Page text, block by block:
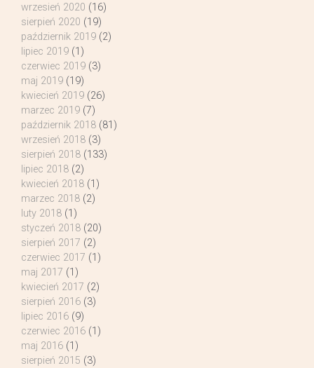
wrzesień 2020 (16)
sierpień 2020 (19)
październik 2019 (2)
lipiec 2019 (1)
czerwiec 2019 (3)
maj 2019 (19)
kwiecień 2019 (26)
marzec 2019 (7)
październik 2018 (81)
wrzesień 2018 (3)
sierpień 2018 (133)
lipiec 2018 (2)
kwiecień 2018 (1)
marzec 2018 (2)
luty 2018 (1)
styczeń 2018 (20)
sierpień 2017 (2)
czerwiec 2017 (1)
maj 2017 (1)
kwiecień 2017 (2)
sierpień 2016 (3)
lipiec 2016 (9)
czerwiec 2016 (1)
maj 2016 (1)
sierpień 2015 (3)